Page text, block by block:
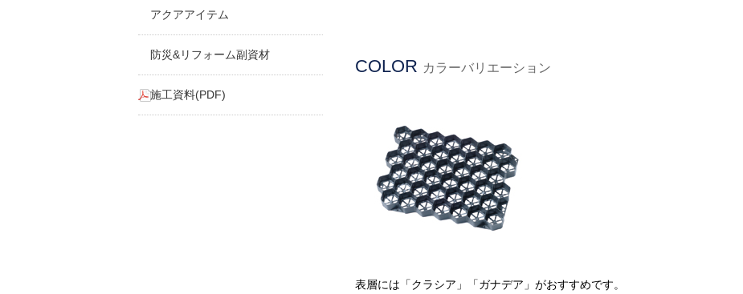
COLOR カラーバリエーション
表層には「クラシア」「ガナデア」がおすすめです。
アクアアイテム
防災&リフォーム副資材
施工資料(PDF)